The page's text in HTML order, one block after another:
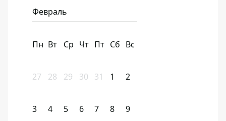
Февраль
Пн Вт Ср Чт Пт Сб Вс
27 28 29 30 31 1 2
3 4 5 6 7 8 9